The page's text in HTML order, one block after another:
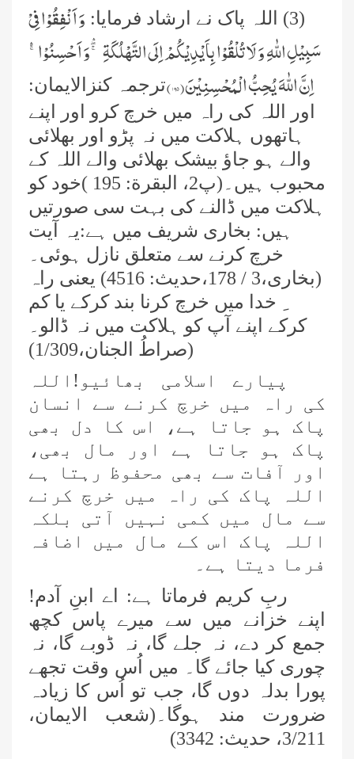
(3) اللہ پاک نے ارشاد فرمایا:
وَ اَنْفِقُوْا فِیْ
سَبِیْلِ اللّٰهِ وَ لَا تُلْقُوْا بِاَیْدِیْكُمْ اِلَى التَّهْلُكَةِ ﳝ- وَ اَحْسِنُوْاۚۛ-
اِنَّ اللّٰهَ یُحِبُّ الْمُحْسِنِیْنَ(۱۹۵)ترجمہ کنزالایمان:
اور اللہ کی راہ میں خرچ کرو اور اپنے
ہاتھوں ہلاکت میں نہ پڑو اور بھلائی
والے ہو جاؤ بیشک بھلائی والے اللہ کے
محبوب ہیں۔(پ2، البقرة: 195 )خود کو
ہلاکت میں ڈالنے کی بہت سی صورتیں
ہیں: بخاری شریف میں ہے:یہ آیت
خرچ کرنے سے متعلق نازل ہوئی۔
(بخاری،3 / 178،حدیث: 4516) یعنی راہ
ِ خدا میں خرچ کرنا بند کرکے یا کم
کرکے اپنے آپ کو ہلاکت میں نہ ڈالو۔
(صراطُ الجنان،1/309)
پیارے اسلامی بھائیو!اللہ
کی راہ میں خرچ کرنے سے انسان
پاک ہو جاتا ہے، اس کا دل بھی
پاک ہو جاتا ہے اور مال بھی،
اور آفات سے بھی محفوظ رہتا ہے
اللہ پاک کی راہ میں خرچ کرنے
سے مال میں کمی نہیں آتی بلکہ
اللہ پاک اس کے مال میں اضافہ
فرما دیتا ہے۔
ربِ کریم فرماتا ہے: اے ابنِ آدم!
اپنے خزانے میں سے میرے پاس کچھ
جمع کر دے، نہ جلے گا، نہ ڈوبے گا، نہ
چوری کیا جائے گا۔ میں اُس وقت تجھے
پورا بدلہ دوں گا، جب تو اُس کا زیادہ
ضرورت مند ہوگا۔(شعب الایمان،
3/211، حدیث: 3342)